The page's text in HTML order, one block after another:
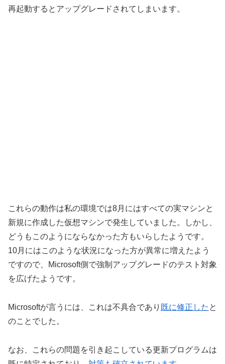
再起動するとアップグレードされてしまいます。
これらの動作は私の環境では8月にはすべての実マシンと
新規に作成した仮想マシンで発生していました。しかし、
どうもこのようにならなかった方もいらしたようです。
10月にはこのような状況になった方が異常に増えたよう
ですので、Microsoft側で強制アップグレードのテスト対象
を広げたようです。
Microsoftが言うには、これは不具合であり 既に修正した と
のことでした。
なお、これらの問題を引き起こしている更新プログラムは